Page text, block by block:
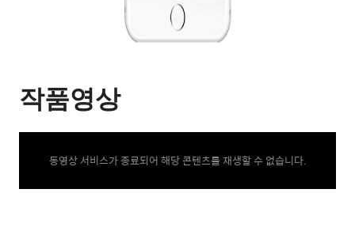
작품영상
동영상 서비스가 종료되어 해당 콘텐츠를 재생할 수 없습니다.